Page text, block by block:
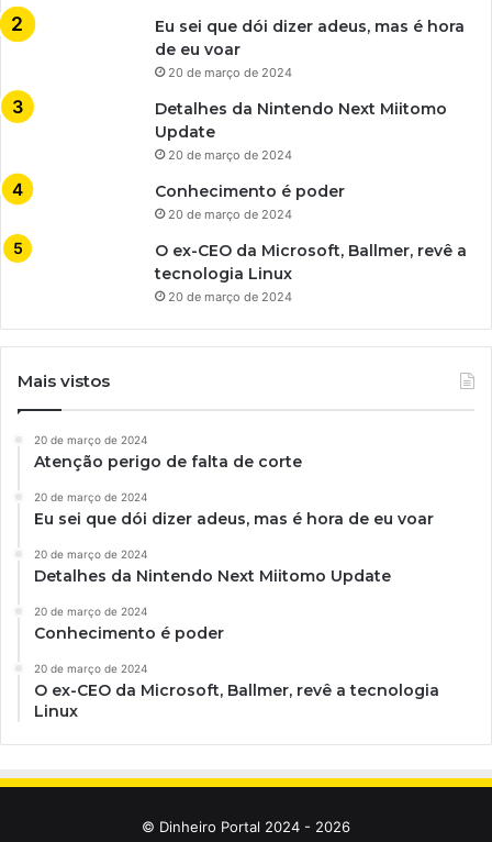
Eu sei que dói dizer adeus, mas é hora
de eu voar
20 de março de 2024
Detalhes da Nintendo Next Miitomo
Update
20 de março de 2024
Conhecimento é poder
20 de março de 2024
O ex-CEO da Microsoft, Ballmer, revê a
tecnologia Linux
20 de março de 2024
Mais vistos
20 de março de 2024
Atenção perigo de falta de corte
20 de março de 2024
Eu sei que dói dizer adeus, mas é hora de eu voar
20 de março de 2024
Detalhes da Nintendo Next Miitomo Update
20 de março de 2024
Conhecimento é poder
20 de março de 2024
O ex-CEO da Microsoft, Ballmer, revê a tecnologia
Linux
© Dinheiro Portal 2024 - 2026